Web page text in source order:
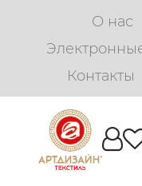
О нас
Контакты